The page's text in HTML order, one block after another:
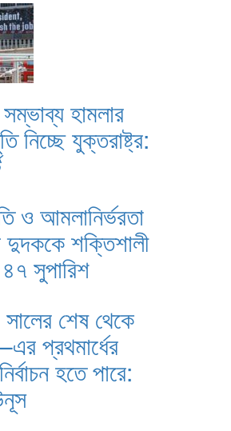
হামলার
নিচ্ছে যুক্তরাষ্ট্র:
ও আমলানির্ভরতা
দুদককে শক্তিশালী
সুপারিশ
শেষ থেকে
প্রথমার্ধের
হতে পারে: